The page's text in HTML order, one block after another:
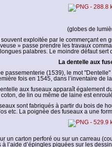
(globes de
exploitée par le commerçant en
» passe prendre les travaux
palabres. Le moindre défaut sert
La dentelle aux
passementerie (1539), le mot
fois en 1545, dans l’inventaire de
aux fuseaux apparaît également
de lin ou même de laine est
sont fabriqués à partir du bois de
etc. La poignée des fuseaux a une
un carton perforé ou sur un carreau
à l’aide d’épingles piquées sur les